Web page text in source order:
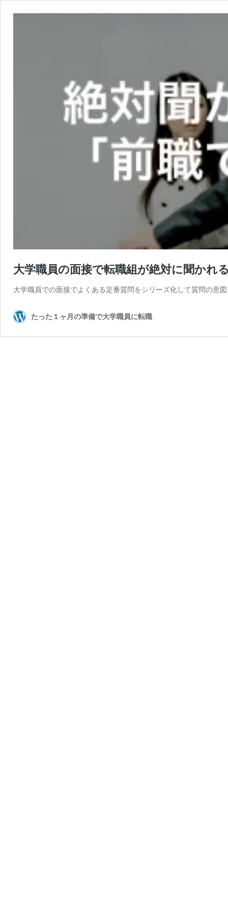
大学職員の面接で転職組が絶対に聞かれ
大学職員での面接でよくある定番質問をシリーズ化して質問の意
たった１ヶ月の準備で大学職員に転職